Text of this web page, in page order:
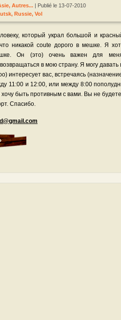
, Autres... | Publié le 13-07-2010
, Russie, Vol
который украл большой и
никакой coute дорого в мешке. Я
Он (это) очень важен для
в мою страну. Я могу
интересует вас, встречаясь
11:00 и 12:00, или между 8:00
быть противным с вами. Вы не
Спасибо.